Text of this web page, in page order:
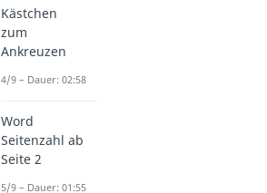
Kästchen
zum
Ankreuzen
4/9 – Dauer: 02:58
Word
Seitenzahl ab
Seite 2
5/9 – Dauer: 01:55